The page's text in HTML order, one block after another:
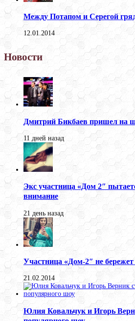
Между Потапом и Серегой
12.01.2014
Новости
Дмитрий Бикбаев пришел на
11 дней назад
Экс участница «Дом 2″
внимание
21 день назад
Участница «Дом-2″ не бережет
21.02.2014
Юлия Ковальчук и Игорь